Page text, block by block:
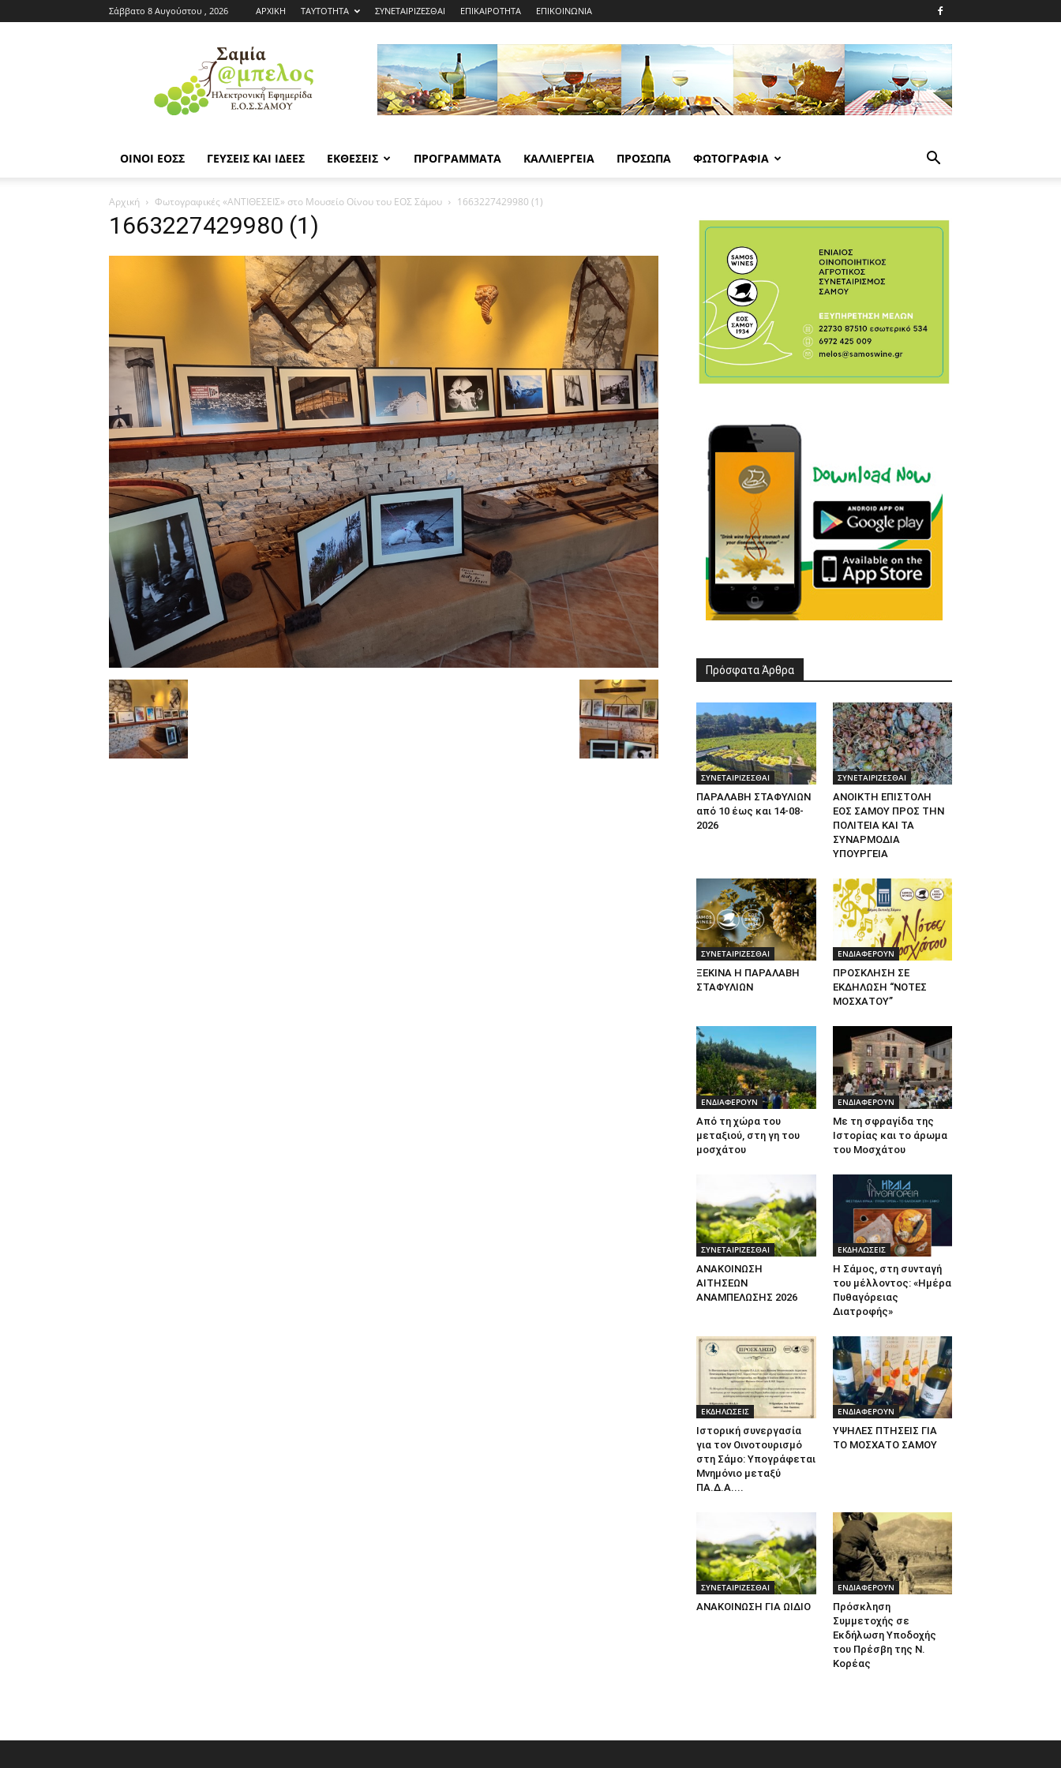
Σάββατο 8 Αυγούστου , 2026 ΑΡΧΙΚΗ ΤΑΥΤΟΤΗΤΑ ΣΥΝΕΤΑΙΡΙΖΕΣΘΑΙ ΕΠΙΚΑΙΡΟΤΗΤΑ ΕΠΙΚΟΙΝΩΝΙΑ
Εφημερίδα
ΕΟΣΣ
|
Σαμία
ΟΙΝΟΙ ΕΟΣΣ ΓΕΥΣΕΙΣ ΚΑΙ ΙΔΕΕΣ ΕΚΘΕΣΕΙΣ ΠΡΟΓΡΑΜΜΑΤΑ ΚΑΛΛΙΕΡΓΕΙΑ ΠΡΟΣΩΠΑ ΦΩΤΟΓΡΑΦΙΑ
Αρχική Φωτογραφικές «ΑΝΤΙΘΕΣΕΙΣ» στο Μουσείο Οίνου του ΕΟΣ Σάμου 1663227429980 (1)
1663227429980 (1)
Πρόσφατα Άρθρα
ΣΥΝΕΤΑΙΡΙΖΕΣΘΑΙ
ΠΑΡΑΛΑΒΗ ΣΤΑΦΥΛΙΩΝ
από 10 έως και 14-08-
2026
ΣΥΝΕΤΑΙΡΙΖΕΣΘΑΙ
ΑΝΟΙΚΤΗ ΕΠΙΣΤΟΛΗ
ΕΟΣ ΣΑΜΟΥ ΠΡΟΣ ΤΗΝ
ΠΟΛΙΤΕΙΑ ΚΑΙ ΤΑ
ΣΥΝΑΡΜΟΔΙΑ
ΥΠΟΥΡΓΕΙΑ
ΣΥΝΕΤΑΙΡΙΖΕΣΘΑΙ
ΞΕΚΙΝΑ Η ΠΑΡΑΛΑΒΗ
ΣΤΑΦΥΛΙΩΝ
ΕΝΔΙΑΦΕΡΟΥΝ
ΠΡΟΣΚΛΗΣΗ ΣΕ
ΕΚΔΗΛΩΣΗ “ΝΟΤΕΣ
ΜΟΣΧΑΤΟΥ”
ΕΝΔΙΑΦΕΡΟΥΝ
Από τη χώρα του
μεταξιού, στη γη του
μοσχάτου
ΕΝΔΙΑΦΕΡΟΥΝ
Με τη σφραγίδα της
Ιστορίας και το άρωμα
του Μοσχάτου
ΣΥΝΕΤΑΙΡΙΖΕΣΘΑΙ
ΑΝΑΚΟΙΝΩΣΗ
ΑΙΤΗΣΕΩΝ
ΑΝΑΜΠΕΛΩΣΗΣ 2026
ΕΚΔΗΛΩΣΕΙΣ
Η Σάμος, στη συνταγή
του μέλλοντος: «Ημέρα
Πυθαγόρειας
Διατροφής»
ΕΚΔΗΛΩΣΕΙΣ
Ιστορική συνεργασία
για τον Οινοτουρισμό
στη Σάμο: Υπογράφεται
Μνημόνιο μεταξύ
ΠΑ.Δ.Α....
ΕΝΔΙΑΦΕΡΟΥΝ
ΥΨΗΛΕΣ ΠΤΗΣΕΙΣ ΓΙΑ
ΤΟ ΜΟΣΧΑΤΟ ΣΑΜΟΥ
ΣΥΝΕΤΑΙΡΙΖΕΣΘΑΙ
ΑΝΑΚΟΙΝΩΣΗ ΓΙΑ ΩΙΔΙΟ
ΕΝΔΙΑΦΕΡΟΥΝ
Πρόσκληση
Συμμετοχής σε
Εκδήλωση Υποδοχής
του Πρέσβη της Ν.
Κορέας